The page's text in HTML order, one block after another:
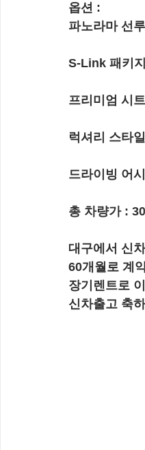
옵션 :
파노라마 선
S-Link 패키
프리미엄 시
럭셔리 스타
드라이빙 어
총 차량가 :
대구에서 신
60개월로 계
장기렌트로
신차출고 축